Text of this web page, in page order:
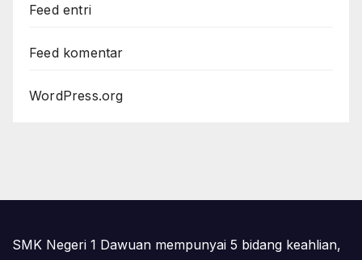
Feed entri
Feed komentar
WordPress.org
SMK Negeri 1 Dawuan mempunyai 5 bidang keahlian,